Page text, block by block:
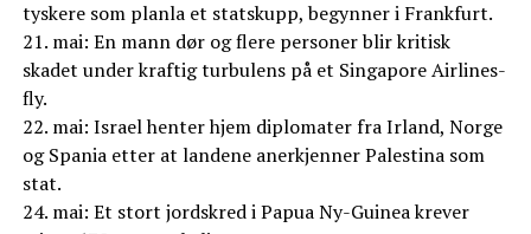
tyskere som planla et statskupp, begynner i Frankfurt.
21. mai: En mann dør og flere personer blir kritisk
skadet under kraftig turbulens på et Singapore Airlines-
fly.
22. mai: Israel henter hjem diplomater fra Irland, Norge
og Spania etter at landene anerkjenner Palestina som
stat.
24. mai: Et stort jordskred i Papua Ny-Guinea krever